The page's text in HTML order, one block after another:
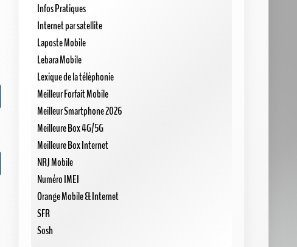
Infos Pratiques
Internet par satellite
Laposte Mobile
Lebara Mobile
Lexique de la téléphonie
Meilleur Forfait Mobile
Meilleur Smartphone 2026
Meilleure Box 4G/5G
Meilleure Box Internet
NRJ Mobile
Numéro IMEI
Orange Mobile & Internet
SFR
Sosh